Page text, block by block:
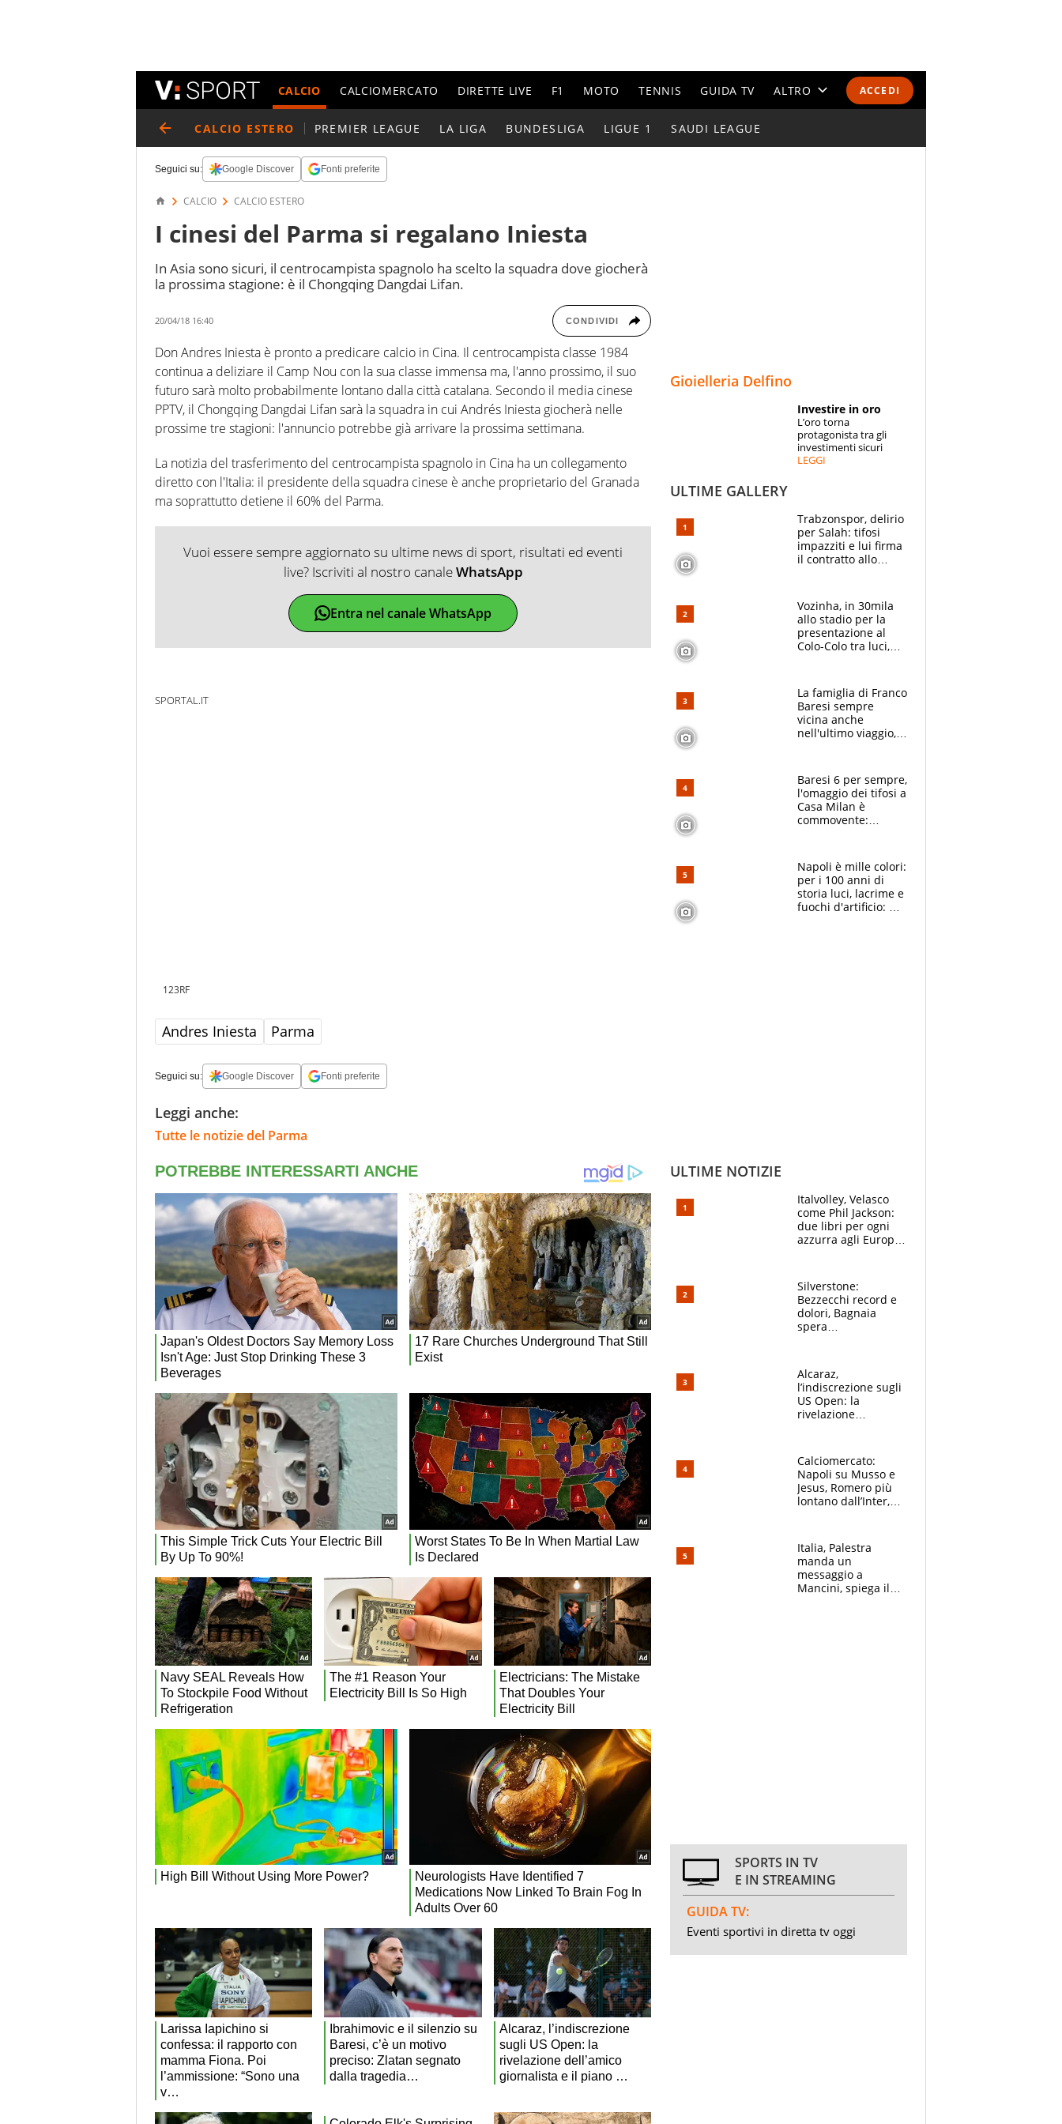
ACCEDI
CALCIO CALCIOMERCATO DIRETTE LIVE F1 MOTO TENNIS GUIDA TV ALTRO
ESPERTI
CALCIO ESTERO PREMIER LEAGUE LA LIGA BUNDESLIGA LIGUE 1 SAUDI LEAGUE
Seguici su: Google Discover Fonti preferite
CALCIO CALCIO ESTERO
I cinesi del Parma si regalano Iniesta
In Asia sono sicuri, il centrocampista spagnolo ha scelto la squadra dove giocherà
la prossima stagione: è il Chongqing Dangdai Lifan.
20/04/18 16:40 CONDIVIDI
Don Andres Iniesta è pronto a predicare calcio in Cina. Il centrocampista classe 1984
continua a deliziare il Camp Nou con la sua classe immensa ma, l'anno prossimo, il suo
futuro sarà molto probabilmente lontano dalla città catalana. Secondo il media cinese
PPTV, il Chongqing Dangdai Lifan sarà la squadra in cui Andrés Iniesta giocherà nelle
prossime tre stagioni: l'annuncio potrebbe già arrivare la prossima settimana.
La notizia del trasferimento del centrocampista spagnolo in Cina ha un collegamento
diretto con l'Italia: il presidente della squadra cinese è anche proprietario del Granada
ma soprattutto detiene il 60% del Parma.
Vuoi essere sempre aggiornato su ultime news di sport, risultati ed eventi
live? Iscriviti al nostro canaleWhatsApp
Entra nel canale WhatsApp
SPORTAL.IT
123RF
Andres Iniesta Parma
Seguici su: Google Discover Fonti preferite
Leggi anche:
Tutte le notizie del Parma
Gioielleria Delfino
Investire in oro
L’oro torna
protagonista tra gli
investimenti sicuri
LEGGI
ULTIME GALLERY
Trabzonspor, delirio
per Salah: tifosi
impazziti e lui firma
il contratto allo
Vozinha, in 30mila
allo stadio per la
presentazione al
Colo-Colo tra luci,
La famiglia di Franco
Baresi sempre
vicina anche
nell'ultimo viaggio,
circondati
dall'affetto dei tifosi
Baresi 6 per sempre,
l'omaggio dei tifosi a
Casa Milan è
commovente:
bigliettini
Napoli è mille colori:
per i 100 anni di
storia luci, lacrime e
fuochi d'artificio: De
ULTIME NOTIZIE
Italvolley, Velasco
come Phil Jackson:
due libri per ogni
azzurra agli Europei.
Silverstone:
Bezzecchi record e
dolori, Bagnaia
spera
e vota Aprilia
Alcaraz,
l’indiscrezione sugli
US Open: la
rivelazione
B. Rune verso la
rinuncia
Calciomercato:
Napoli su Musso e
Jesus, Romero più
lontano dall’Inter,
tabellone
Italia, Palestra
manda un
messaggio a
Mancini, spiega il
SPORTS IN TV
E IN STREAMING
GUIDA TV:
Eventi sportivi in diretta tv oggi